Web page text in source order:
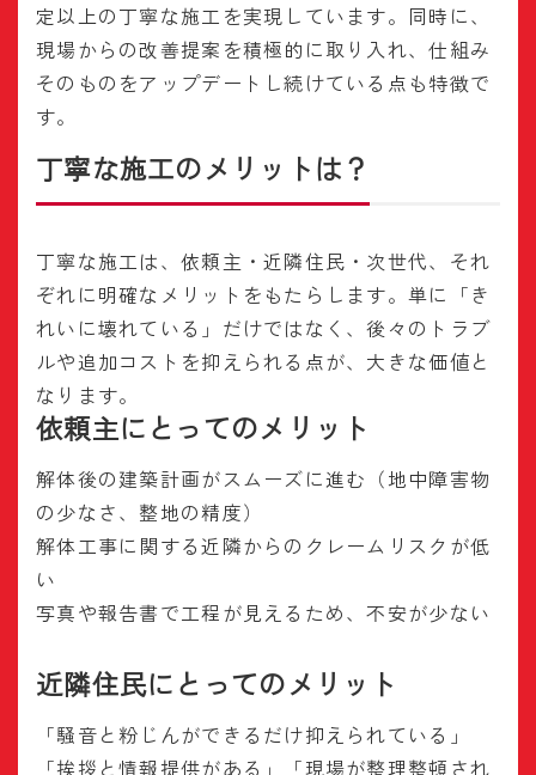
定以上の丁寧な施工を実現しています。同時に、
現場からの改善提案を積極的に取り入れ、仕組み
そのものをアップデートし続けている点も特徴で
す。
丁寧な施工のメリットは？
丁寧な施工は、依頼主・近隣住民・次世代、それ
ぞれに明確なメリットをもたらします。単に「き
れいに壊れている」だけではなく、後々のトラブ
ルや追加コストを抑えられる点が、大きな価値と
なります。
依頼主にとってのメリット
解体後の建築計画がスムーズに進む（地中障害物
の少なさ、整地の精度）
解体工事に関する近隣からのクレームリスクが低
い
写真や報告書で工程が見えるため、不安が少ない
近隣住民にとってのメリット
「騒音と粉じんができるだけ抑えられている」
「挨拶と情報提供がある」「現場が整理整頓され